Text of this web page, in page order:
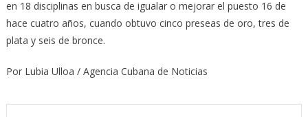
en 18 disciplinas en busca de igualar o mejorar el puesto 16 de
hace cuatro años, cuando obtuvo cinco preseas de oro, tres de
plata y seis de bronce.
Por Lubia Ulloa / Agencia Cubana de Noticias